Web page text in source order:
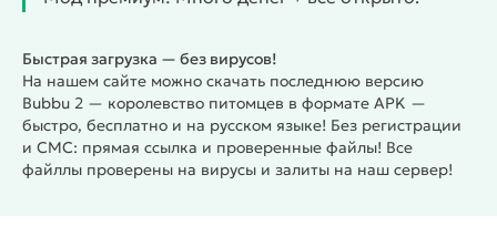
повседневных задач.
Яйца-сюрпризы с уникальными персонажами.
Карта с зонами, заданиями и ресурсами.
Разнообразные мини-игры.
Постоянное развитие питомцев.
Советы
Быстрая загрузка — без вирусов!
На нашем сайте можно скачать последнюю версию
Bubbu 2 — королевство питомцев в формате APK —
быстро, бесплатно и на русском языке! Без регистрации
и СМС: прямая ссылка и проверенные файлы! Все
файллы проверены на вирусы и залиты на наш сервер!